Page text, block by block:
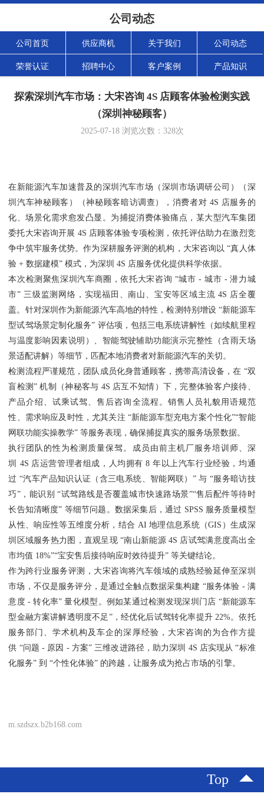
公司动态
公司首页 供应商机 关于我们 公司动态
荣誉认证 招聘中心 客户案例 产品知识
探索深圳汽车市场：大宋咨询 4S 店顾客体验检测实践
（深圳神秘顾客）
2025-07-18浏览次数： 328次
在新能源汽车加速普及的深圳汽车市场（深圳市场调研公司）（深
圳汽车神秘顾客）（神秘顾客暗访调查），消费者对 4S 店服务的
化、场景化需求愈发凸显。为捕捉消费体验痛点，某大型汽车集团
委托大宋咨询开展 4S 店顾客体验专项检测，依托评估助力在激烈竞
争中筑牢服务优势。作为深耕服务评测的机构，大宋咨询以 “真人体
验 + 数据建模” 模式，为深圳 4S 店服务优化提供科学依据。
本次检测聚焦深圳汽车商圈，依托大宋咨询 “城市 - 城市 - 潜力城
市” 三级监测网络，实现福田、南山、宝安等区域主流 4S 店全覆
盖。针对深圳作为新能源汽车高地的特性，检测特别增设 “新能源车
型试驾场景定制化服务” 评估项，包括三电系统讲解性（如续航里程
与温度影响因素说明）、智能驾驶辅助功能演示完整性（含雨天场
景适配讲解）等细节，匹配本地消费者对新能源汽车的关切。
检测流程严谨规范，团队成员化身普通顾客，携带高清设备，在 “双
盲检测” 机制（神秘客与 4S 店互不知情）下，完整体验客户接待、
产品介绍、试乘试驾、售后咨询全流程。销售人员礼貌用语规范
性、需求响应及时性，尤其关注 “新能源车型充电方案个性化”“智能
网联功能实操教学” 等服务表现，确保捕捉真实的服务场景数据。
执行团队的性为检测质量保驾。成员由前主机厂服务培训师、深
圳 4S 店运营管理者组成，人均拥有 8 年以上汽车行业经验，均通
过 “汽车产品知识认证（含三电系统、智能网联）” 与 “服务暗访技
巧”，能识别 “试驾路线是否覆盖城市快速路场景”“售后配件等待时
长告知清晰度” 等细节问题。数据采集后，通过 SPSS 服务质量模型
从性、响应性等五维度分析，结合 AI 地理信息系统（GIS）生成深
圳区域服务热力图，直观呈现 “南山新能源 4S 店试驾满意度高出全
市均值 18%”“宝安售后接待响应时效待提升” 等关键结论。
作为跨行业服务评测，大宋咨询将汽车领域的成熟经验延伸至深圳
市场，不仅是服务评分，是通过全触点数据采集构建 “服务体验 - 满
意度 - 转化率” 量化模型。例如某通过检测发现深圳门店 “新能源车
型金融方案讲解透明度不足”，经优化后试驾转化率提升 22%。依托
服务部门、学术机构及车企的深厚经验，大宋咨询的为合作方提
供 “问题 - 原因 - 方案” 三维改进路径，助力深圳 4S 店实现从 “标准
化服务” 到 “个性化体验” 的跨越，让服务成为抢占市场的引擎。
m.szdszx.b2b168.com
Top